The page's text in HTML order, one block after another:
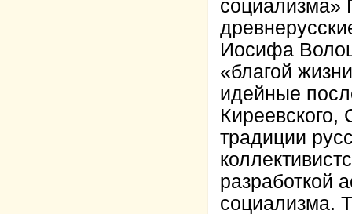
социализма»
Иосифа
«благой
идейные
традиции
разработкой
социализма.